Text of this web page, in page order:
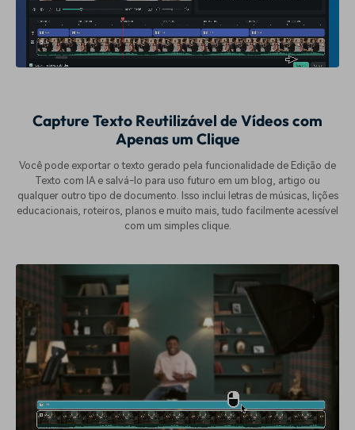
Capture Texto Reutilizável de Vídeos com
Apenas um Clique
Você pode exportar o texto gerado pela funcionalidade de Edição de
Texto com IA e salvá-lo para uso futuro em um blog, artigo ou
qualquer outro tipo de documento. Isso inclui letras de músicas, lições
educacionais, roteiros, planos e muito mais, tudo facilmente acessível
com um simples clique.